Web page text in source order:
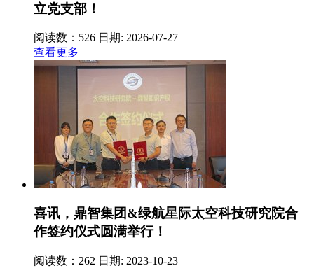
立党支部！
阅读数：526 日期: 2026-07-27
查看更多
喜讯，鼎智集团&绿航星际太空科技研究院合
作签约仪式圆满举行！
阅读数：262 日期: 2023-10-23